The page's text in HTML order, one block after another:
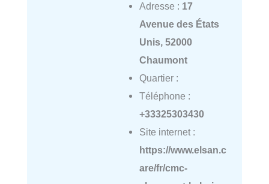
Adresse : 17
Avenue des États
Unis, 52000
Chaumont
Quartier :
Téléphone :
+33325303430
Site internet :
https://www.elsan.c
are/fr/cmc-